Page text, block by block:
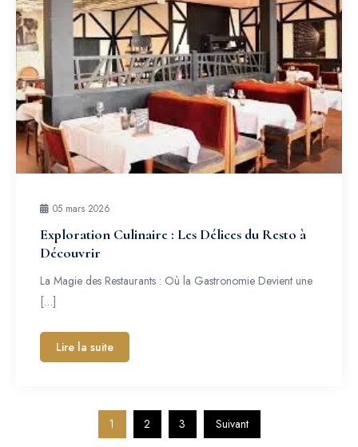
05 mars 2026
Exploration Culinaire : Les Délices du Resto à
Découvrir
La Magie des Restaurants : Où la Gastronomie Devient une
[…]
Lire la suite
Pagination
1 2 3 Suivant